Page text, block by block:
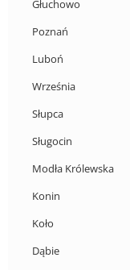
Głuchowo
Poznań
Luboń
Września
Słupca
Sługocin
Modła Królewska
Konin
Koło
Dąbie